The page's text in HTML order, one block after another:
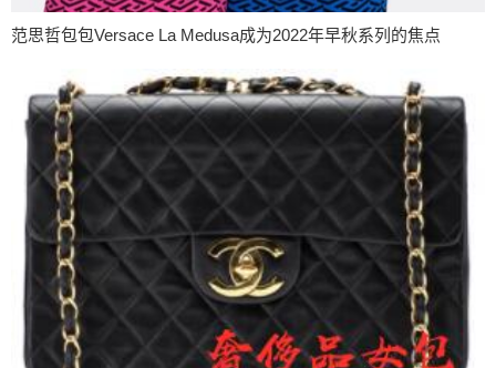
范思哲包包Versace La Medusa成为2022年早秋系列的焦点